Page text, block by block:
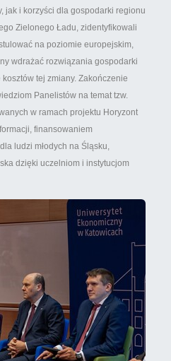
jak i korzyści dla gospodarki regionu
Zielonego Ładu, zidentyfikowali
na poziomie europejskim,
wdrażać rozwiązania gospodarki
tej zmiany. Zakończenie
Panelistów na temat tzw.
w ramach projektu Horyzont
finansowaniem
ludzi młodych na Śląsku,
dzięki uczelniom i instytucjom